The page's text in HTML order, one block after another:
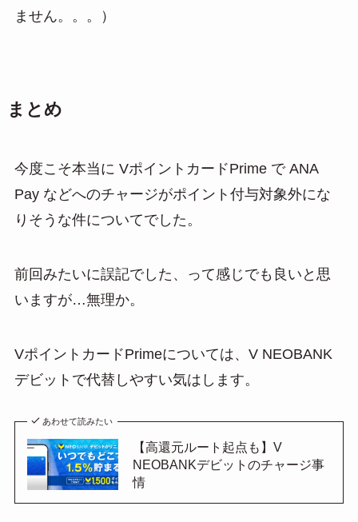
ません。。。）
まとめ
今度こそ本当に VポイントカードPrime で ANA
Pay などへのチャージがポイント付与対象外にな
りそうな件についてでした。
前回みたいに誤記でした、って感じでも良いと思
いますが…無理か。
VポイントカードPrimeについては、V NEOBANK
デビットで代替しやすい気はします。
あわせて読みたい
【高還元ルート起点も】V
NEOBANKデビットのチャージ事
情